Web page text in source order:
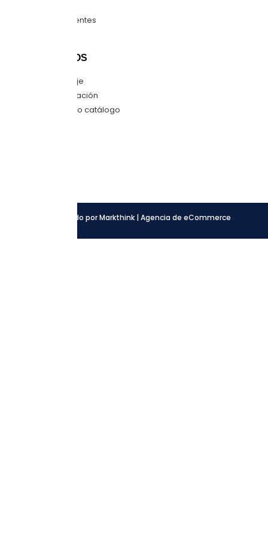
Preguntas frecuentes
CONTÁCTANOS
Envíanos mensaje
Quiero una cotización
Descarga nuestro catálogo
Desarrollado por Markthink | Agencia de eCommerce